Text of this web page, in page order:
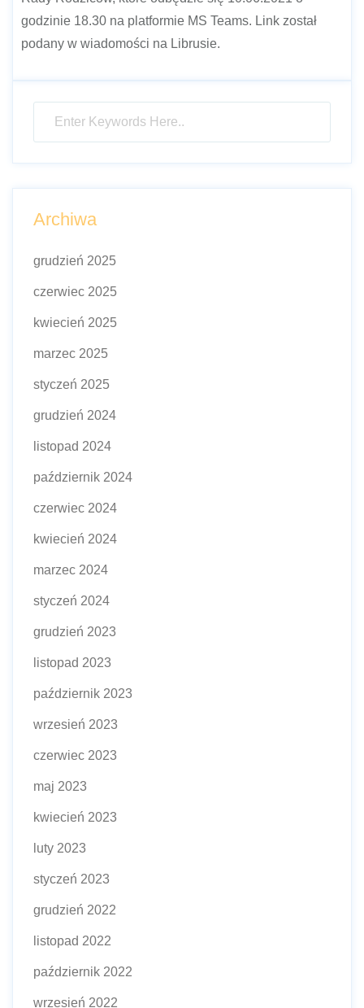
godzinie 18.30 na platformie MS Teams. Link został
podany w wiadomości na Librusie.
Archiwa
grudzień 2025
czerwiec 2025
kwiecień 2025
marzec 2025
styczeń 2025
grudzień 2024
listopad 2024
październik 2024
czerwiec 2024
kwiecień 2024
marzec 2024
styczeń 2024
grudzień 2023
listopad 2023
październik 2023
wrzesień 2023
czerwiec 2023
maj 2023
kwiecień 2023
luty 2023
styczeń 2023
grudzień 2022
listopad 2022
październik 2022
wrzesień 2022